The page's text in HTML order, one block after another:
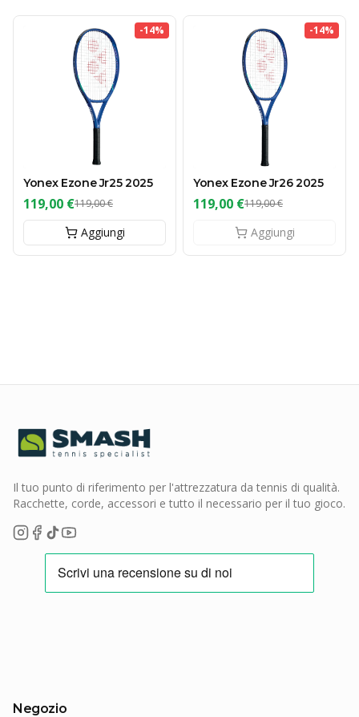
-14%
Yonex Ezone Jr25 2025
119,00 €119,00 €
Aggiungi
-14%
Yonex Ezone Jr26 2025
119,00 €119,00 €
Aggiungi
Il tuo punto di riferimento per l'attrezzatura da tennis di qualità.
Racchette, corde, accessori e tutto il necessario per il tuo gioco.
Negozio